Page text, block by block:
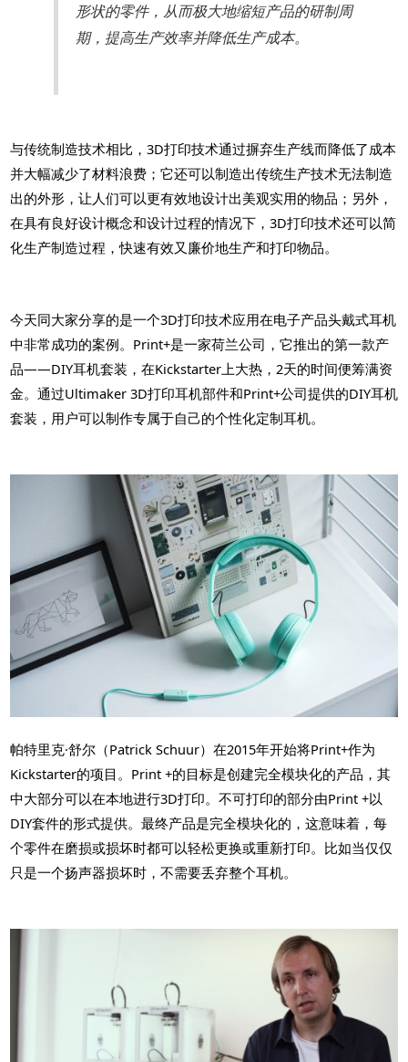
形状的零件，从而极大地缩短产品的研制周
期，提高生产效率并降低生产成本。
与传统制造技术相比，3D打印技术通过摒弃生产线而降低了成本
并大幅减少了材料浪费；它还可以制造出传统生产技术无法制造
出的外形，让人们可以更有效地设计出美观实用的物品；另外，
在具有良好设计概念和设计过程的情况下，3D打印技术还可以简
化生产制造过程，快速有效又廉价地生产和打印物品。
今天同大家分享的是一个3D打印技术应用在电子产品头戴式耳机
中非常成功的案例。Print+是一家荷兰公司，它推出的第一款产
品——DIY耳机套装，在Kickstarter上大热，2天的时间便筹满资
金。通过Ultimaker 3D打印耳机部件和Print+公司提供的DIY耳机
套装，用户可以制作专属于自己的个性化定制耳机。
帕特里克·舒尔（Patrick Schuur）在2015年开始将Print+作为
Kickstarter的项目。Print +的目标是创建完全模块化的产品，其
中大部分可以在本地进行3D打印。不可打印的部分由Print +以
DIY套件的形式提供。最终产品是完全模块化的，这意味着，每
个零件在磨损或损坏时都可以轻松更换或重新打印。比如当仅仅
只是一个扬声器损坏时，不需要丢弃整个耳机。